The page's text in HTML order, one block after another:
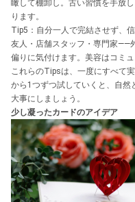
瞰して棚卸し。古い習慣を手放
ります。
Tip5：自分一人で完結させず、
友人・店舗スタッフ・専門家——
偏りに気付けます。美容はコミ
これらのTipsは、一度にすべて
から1つずつ試していくと、自然
大事にしましょう。
少し凝ったカードのアイデア